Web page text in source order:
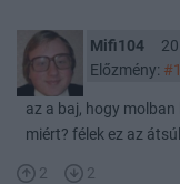
Mifi104
Előzmény:
az a baj, hogy
miért? félek ez az
2 2